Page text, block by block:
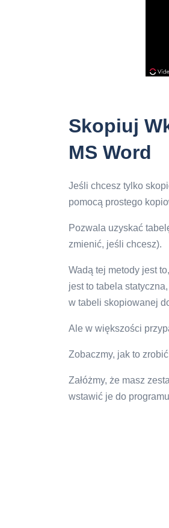
Skopiuj
MS Word
Jeśli chcesz tylko
pomocą prostego
Pozwala uzyskać
zmienić, jeśli chcesz).
Wadą tej metody jest
jest to tabela
w tabeli skopiowanej
Ale w większości
Zobaczmy, jak to
Załóżmy, że masz
wstawić je do